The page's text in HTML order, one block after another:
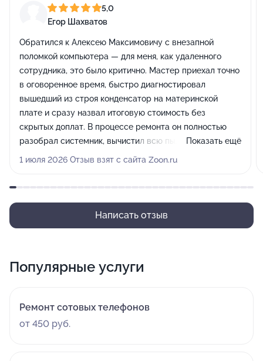
5,0
Егор Шахватов
Обратился к Алексею Максимовичу с внезапной
поломкой компьютера — для меня, как удаленного
сотрудника, это было критично. Мастер приехал точно
в оговоренное время, быстро диагностировал
вышедший из строя конденсатор на материнской
плате и сразу назвал итоговую стоимость без
скрытых доплат. В процессе ремонта он полностью
разобрал системник, вычистил всю пыль, заменил
термопасту и установил новую деталь. Работу мастер
Показать ещё
1 июля 2026 Отзыв взят с сайта Zoon.ru
Написать отзыв
Популярные услуги
Ремонт сотовых телефонов
от 450 руб.